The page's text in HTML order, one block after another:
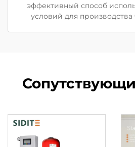
эффективный способ
условий для производства